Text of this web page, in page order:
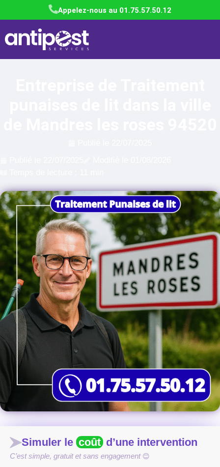
Appelez-nous au 01.75.57.50.12
Simuler le coût d’une intervention
C’est simple, gratuit et sans engagement 😊